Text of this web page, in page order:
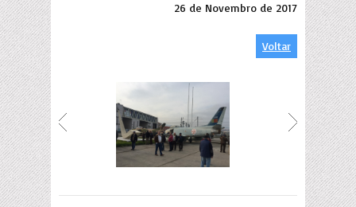
26 de Novembro de 2017
Voltar